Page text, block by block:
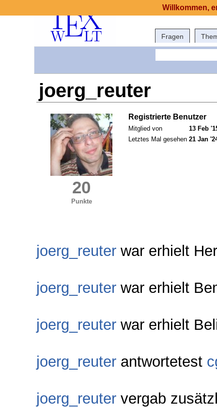
Fragen
joerg_reuter
20
Punkte
Registrierte Benutzer
Mitglied von
13 Feb
Letztes Mal gesehen 21 Jan
joerg_reuter war erhielt
joerg_reuter war erhielt
joerg_reuter war erhielt
joerg_reuter antwortetest
joerg_reuter vergab
Willkommen,